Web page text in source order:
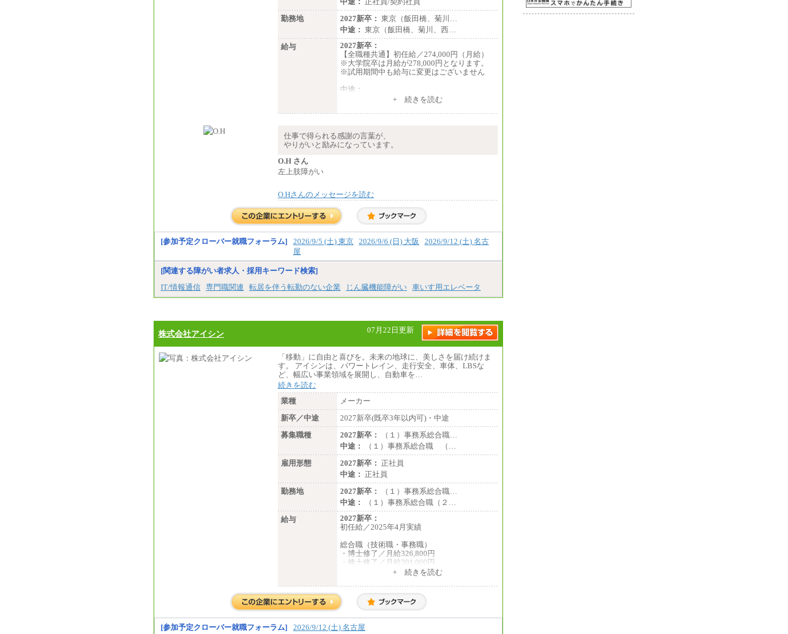
勤務地
2027新卒： 東京（飯田橋、菊川…
中途： 東京（飯田橋、菊川、西…
給与
2027新卒：
【全職種共通】初任給／274,000円（月給）
※大学院卒は月給が278,000円となります。
※試用期間中も給与に変更はございません
中途：
（１）～（４）274,000円（月給）～
（５）235,000円（月給）～
※経験・年齢などを考慮のうえ、当社規程に
※業務内容・勤務形態に応じて、上記給与の
範囲内でご相談をさせていただく事がありま
す
+ 続きを読む
仕事で得られる感謝の言葉が、
やりがいと励みになっています。
O.H さん
左上肢障がい
O.Hさんのメッセージを読む
[参加予定クローバー就職フォーラム] 2026/9/5 (土) 東京 2026/9/6 (日) 大阪
2026/9/12 (土) 名古
屋
[関連する障がい者求人・採用キーワード検索]
IT/情報通信 専門職関連 転居を伴う転勤のない企業 じん臓機能障がい 車いす用エレベータ
株式会社アイシン 07月22日更新
「移動」に自由と喜びを。未来の地球に、美しさを届け続けま
す。 アイシンは、パワートレイン、走行安全、車体、LBSな
ど、幅広い事業領域を展開し、自動車を…
続きを読む
業種
メーカー
新卒／中途
2027新卒(既卒3年以内可)・中途
募集職種
2027新卒：
（１）事務系総合職…
中途：
（１）事務系総合職 （…
雇用形態
2027新卒： 正社員
中途： 正社員
勤務地
2027新卒：
（１）事務系総合職…
中途：
（１）事務系総合職（２…
給与
2027新卒：
初任給／2025年4月実績
総合職（技術職・事務職）
・博士修了／月給326,800円
・修士修了／月給301,000円
・大学卒／月給282,000円
・高専卒（専攻科）／月給282,000円
・高専卒（本科）／月給256,000円
一般事務職
0円
+ 続きを読む
[参加予定クローバー就職フォーラム] 2026/9/12 (土) 名古屋